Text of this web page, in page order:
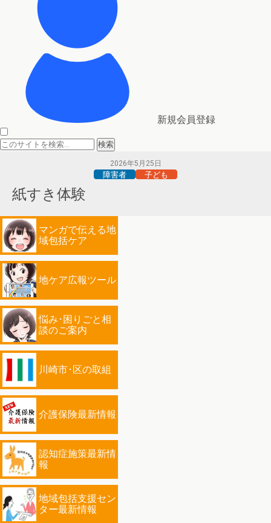
新規会員登録
2026年5月25日
障害者 子ども
紙すき体験
マンガで伝える地
域包括ケア
地ケア広報ツール
悩み･困りごと相
談のご案内
川崎市･区の取組
介護保険最新情報
認知症施策最新情
報
地域包括支援セン
ター最新情報